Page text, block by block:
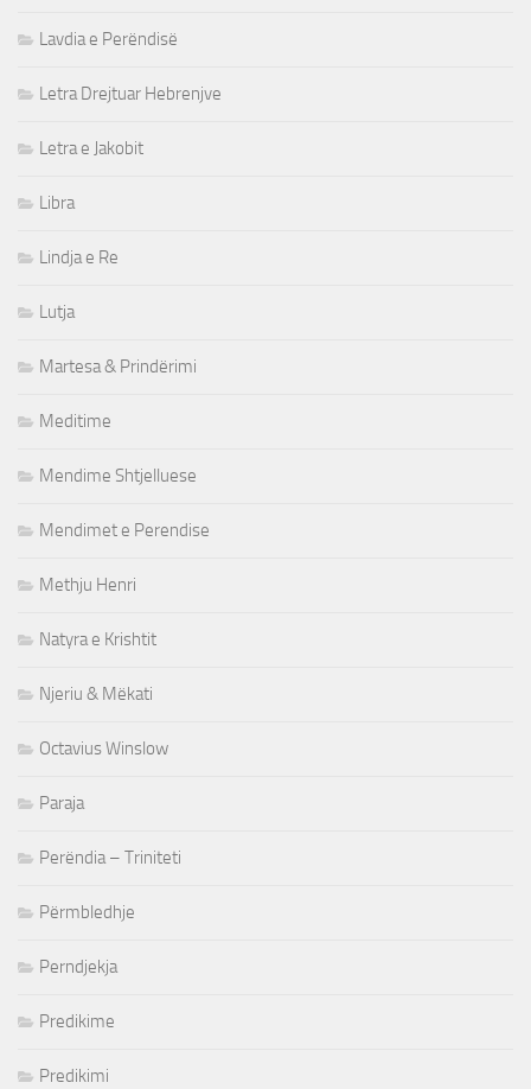
Lavdia e Perëndisë
Letra Drejtuar Hebrenjve
Letra e Jakobit
Libra
Lindja e Re
Lutja
Martesa & Prindërimi
Meditime
Mendime Shtjelluese
Mendimet e Perendise
Methju Henri
Natyra e Krishtit
Njeriu & Mëkati
Octavius Winslow
Paraja
Perëndia – Triniteti
Përmbledhje
Perndjekja
Predikime
Predikimi